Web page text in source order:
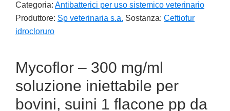
Categoria: Antibatterici per uso sistemico veterinario
Produttore: Sp veterinaria s.a. Sostanza: Ceftiofur
idrocloruro
Mycoflor – 300 mg/ml
soluzione iniettabile per
bovini, suini 1 flacone pp da